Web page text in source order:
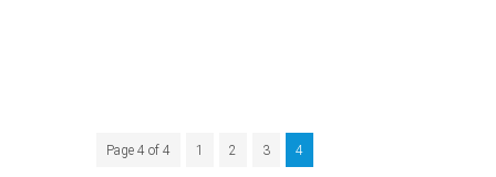
Page 4 of 4 1 2 3 4